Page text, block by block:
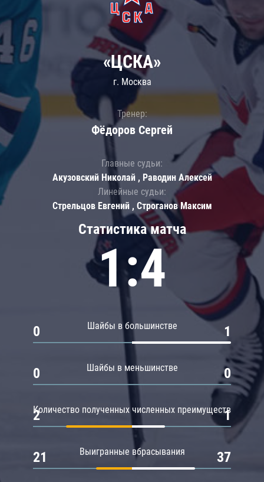
Статистика матча
1:4
Шайбы в большинстве
0 1
Шайбы в меньшинстве
0 0
Количество полученных численных преимуществ
2 1
Выигранные вбрасывания
21 37
«ЦСКА»
г. Москва
Тренер:
Фёдоров Сергей
Главные судьи:
Акузовский Николай , Раводин Алексей
Линейные судьи:
Стрельцов Евгений , Строганов Максим